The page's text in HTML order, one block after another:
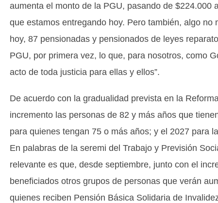
aumenta el monto de la PGU, pasando de $224.000
que estamos entregando hoy. Pero también, algo
hoy, 87 pensionadas y pensionados de leyes
PGU, por primera vez, lo que, para nosotros, como
acto de toda justicia para ellas y ellos”.
De acuerdo con la gradualidad prevista en la
incremento las personas de 82 y más años que
para quienes tengan 75 o más años; y el 2027 para
En palabras de la seremi del Trabajo y Previsión
relevante es que, desde septiembre, junto con el
beneficiados otros grupos de personas que verán
quienes reciben Pensión Básica Solidaria de